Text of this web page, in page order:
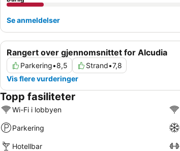
Rangert over gjennomsnittet for Alcudia
Parkering•8,5 Strand•7,8
Vis flere vurderinger
Se anmeldelser
Topp fasiliteter
Wi-Fi i lobbyen
Parkering
Hotellbar